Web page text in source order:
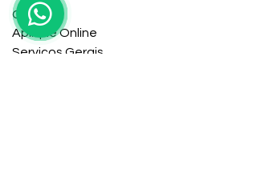
Contato
Aplique Online
Serviços Gerais